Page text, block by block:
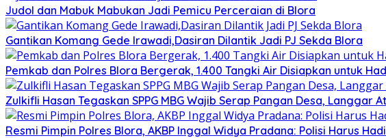
Judol dan Mabuk Mabukan Jadi Pemicu Perceraian di Blora
Gantikan Komang Gede Irawadi,Dasiran Dilantik Jadi PJ Sekda Blora
Pemkab dan Polres Blora Bergerak, 1.400 Tangki Air Disiapkan untuk
Zulkifli Hasan Tegaskan SPPG MBG Wajib Serap Pangan Desa, Langgar
Resmi Pimpin Polres Blora, AKBP Inggal Widya Pradana: Polisi Harus